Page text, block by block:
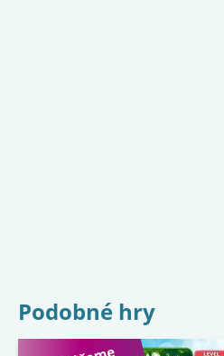
Podobné hry